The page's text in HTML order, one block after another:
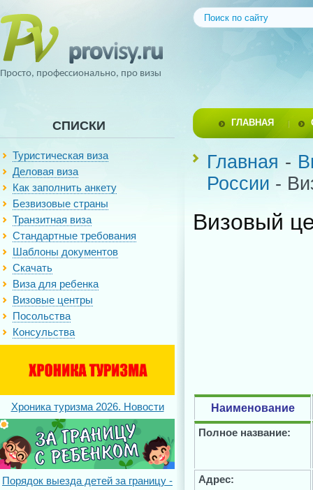
Просто, профессионально, про визы
СПИСКИ
Туристическая виза
Деловая виза
Как заполнить анкету
Безвизовые страны
Транзитная виза
Стандартные требования
Шаблоны документов
Скачать
Виза для ребенка
Визовые центры
Посольства
Консульства
Хроника туризма 2026. Новости
Порядок выезда детей за границу -
ГЛАВНАЯ
Главная -
России -
Визовый
Наименование
Полное название:
Адрес: